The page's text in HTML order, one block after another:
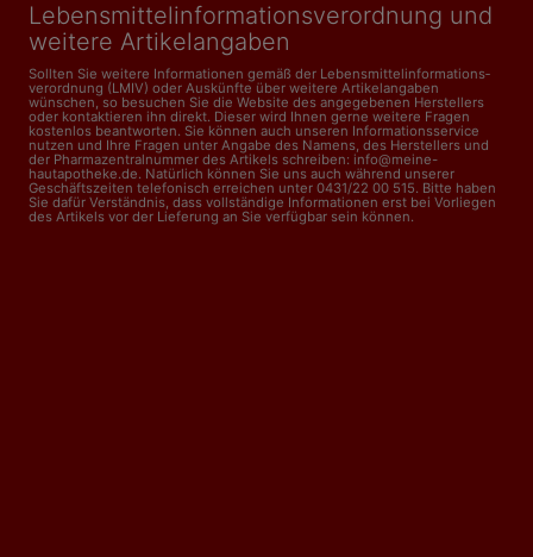
Lebensmittelinformations­verordnung und
weitere Artikelangaben
Sollten Sie weitere Informationen gemäß der Lebensmittel­informations­
verordnung (LMIV) oder Auskünfte über weitere Artikelangaben
wünschen, so besuchen Sie die Website des angegebenen Herstellers
oder kontaktieren ihn direkt. Dieser wird Ihnen gerne weitere Fragen
kostenlos beantworten. Sie können auch unseren Informationsservice
nutzen und Ihre Fragen unter Angabe des Namens, des Herstellers und
der Pharmazentralnummer des Artikels schreiben: info@meine-
hautapotheke.de. Natürlich können Sie uns auch während unserer
Geschäftszeiten telefonisch erreichen unter 0431/22 00 515. Bitte haben
Sie dafür Verständnis, dass vollständige Informationen erst bei Vorliegen
des Artikels vor der Lieferung an Sie verfügbar sein können.